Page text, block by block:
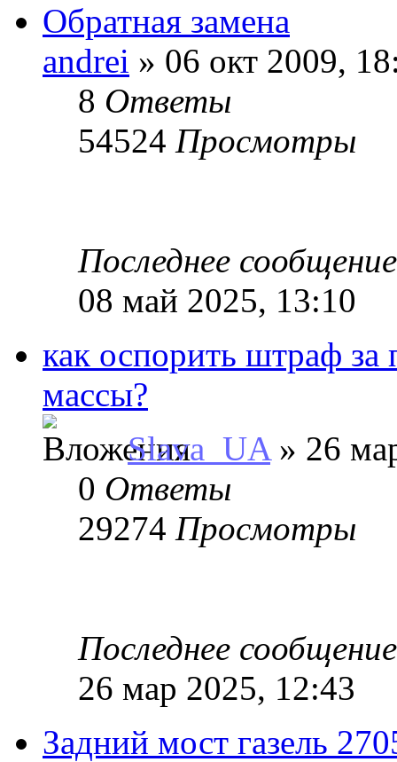
Обратная замена
andrei » 06 окт 2009,
8 Ответы
54524 Просмотры
Последнее
08 май 2025, 13:10
как оспорить штраф за
массы?
Slava_UA» 26
0 Ответы
29274 Просмотры
Последнее
26 мар 2025, 12:43
Задний мост газель